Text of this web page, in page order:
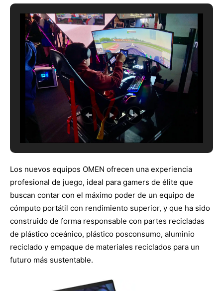
Los nuevos equipos OMEN ofrecen una experiencia
profesional de juego, ideal para gamers de élite que
buscan contar con el máximo poder de un equipo de
cómputo portátil con rendimiento superior, y que ha sido
construido de forma responsable con partes recicladas
de plástico oceánico, plástico posconsumo, aluminio
reciclado y empaque de materiales reciclados para un
futuro más sustentable.